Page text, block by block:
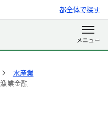
都全体で探す
水産業
漁業金融